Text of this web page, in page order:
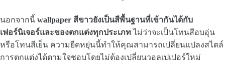
นอกจากนี้ wallpaper สีขาวยังเป็นสีพื้นฐานที่เข้ากันได้กับ
เฟอร์นิเจอร์และของตกแต่งทุกประเภทไม่ว่าจะเป็นโทนสีอบอุ่น
หรือโทนสีเย็น ความยืดหยุ่นนี้ทำให้คุณสามารถเปลี่ยนแปลงสไตล์
การตกแต่งได้ตามใจชอบโดยไม่ต้องเปลี่ยนวอลเปเปอร์ใหม่